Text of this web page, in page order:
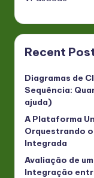
Recent
Diagramas de
Sequência:
ajuda)
A Plataforma
Orquestrando
Integrada
Avaliação de
Integração